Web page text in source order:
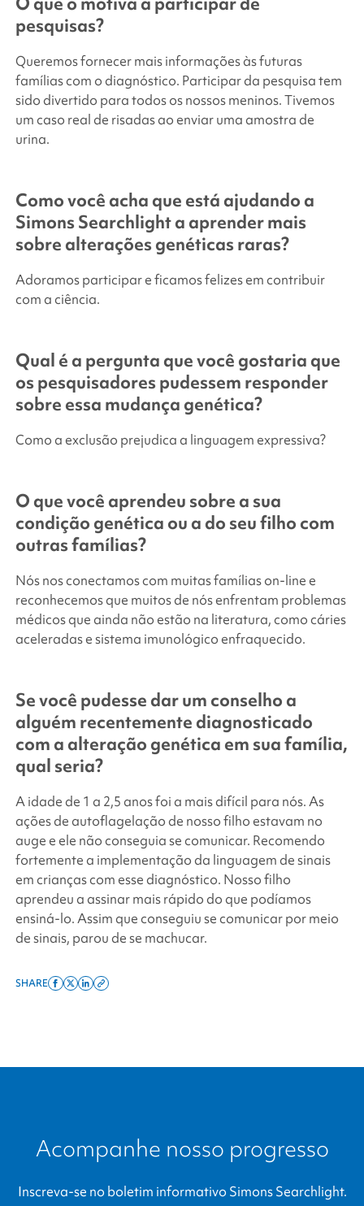
pesquisas?
Queremos fornecer mais informações às futuras
famílias com o diagnóstico. Participar da pesquisa tem
sido divertido para todos os nossos meninos. Tivemos
um caso real de risadas ao enviar uma amostra de
urina.
Como você acha que está ajudando a
Simons Searchlighta aprender mais
sobre alterações genéticas raras?
Adoramos participar e ficamos felizes em contribuir
com a ciência.
Qual é a pergunta que você gostaria que
os pesquisadores pudessem responder
sobre essa mudança genética?
Como a exclusão prejudica a linguagem expressiva?
O que você aprendeu sobre a sua
condição genética ou a do seu filho com
outras famílias?
Nós nos conectamos com muitas famílias on-line e
reconhecemos que muitos de nós enfrentam problemas
médicos que ainda não estão na literatura, como cáries
aceleradas e sistema imunológico enfraquecido.
Se você pudesse dar um conselho a
alguém recentemente diagnosticado
com a alteração genética em sua família,
qual seria?
A idade de 1 a 2,5 anos foi a mais difícil para nós. As
ações de autoflagelação de nosso filho estavam no
auge e ele não conseguia se comunicar. Recomendo
fortemente a implementação da linguagem de sinais
em crianças com esse diagnóstico. Nosso filho
aprendeu a assinar mais rápido do que podíamos
ensiná-lo. Assim que conseguiu se comunicar por meio
de sinais, parou de se machucar.
SHARE
ShareShareShareCopy
Acompanhe nosso progresso
Inscreva-se no boletim informativo Simons Searchlight.